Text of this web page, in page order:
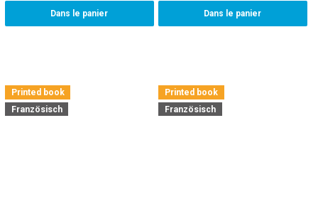
Dans le panier Dans le panier
Printed book
Französisch
Printed book
Französisch